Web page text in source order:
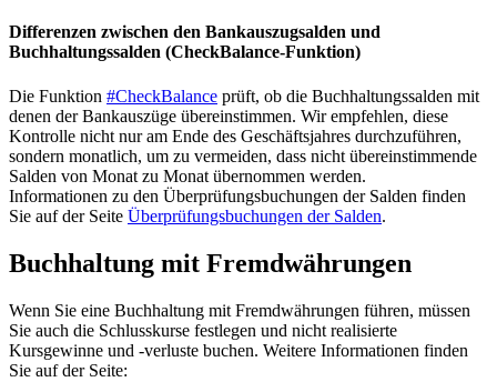
Differenzen zwischen den Bankauszugsalden und
Buchhaltungssalden (CheckBalance-Funktion)
Die Funktion #CheckBalance prüft, ob die Buchhaltungssalden mit
denen der Bankauszüge übereinstimmen. Wir empfehlen, diese
Kontrolle nicht nur am Ende des Geschäftsjahres durchzuführen,
sondern monatlich, um zu vermeiden, dass nicht übereinstimmende
Salden von Monat zu Monat übernommen werden.
Informationen zu den Überprüfungsbuchungen der Salden finden
Sie auf der Seite Überprüfungsbuchungen der Salden.
Buchhaltung mit Fremdwährungen
Wenn Sie eine Buchhaltung mit Fremdwährungen führen, müssen
Sie auch die Schlusskurse festlegen und nicht realisierte
Kursgewinne und -verluste buchen. Weitere Informationen finden
Sie auf der Seite: